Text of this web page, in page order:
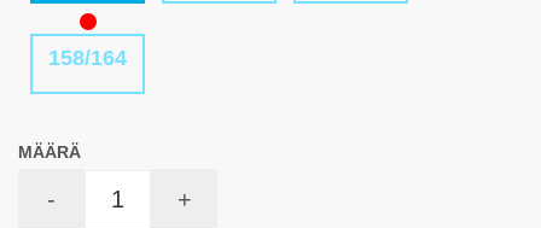
158/164
MÄÄRÄ
- +